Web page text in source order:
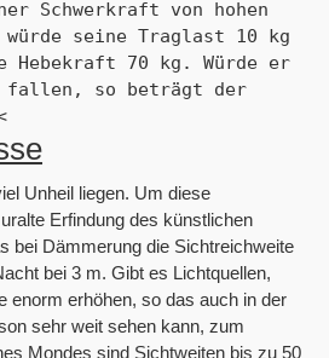
Schwerkraft von hohen
seine Traglast 10 kg
Hebekraft 70 kg. Würde er
fallen, so beträgt der
Unheil liegen. Um diese
Erfindung des künstlichen
bei Dämmerung die Sichtreichweite
bei 3 m. Gibt es Lichtquellen,
enorm erhöhen, so das auch in der
sehr weit sehen kann, zum
Mondes sind Sichtweiten bis zu 50